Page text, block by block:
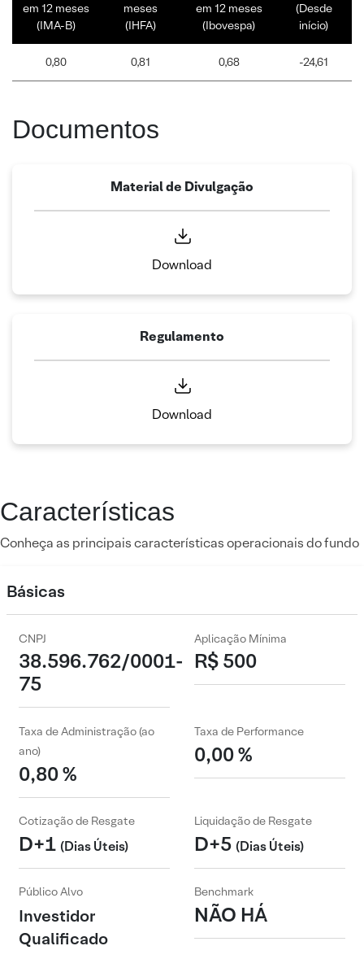
em 12 meses
(IMA-B)
meses
(IHFA)
em 12 meses
(Ibovespa)
(Desde
início)
0,80 0,81 0,68 -24,61
Documentos
Material de Divulgação
Download
Regulamento
Download
Características
Conheça as principais características operacionais do fundo
Básicas
CNPJ
38.596.762/0001-
75
Aplicação Mínima
R$ 500
Taxa de Administração (ao
ano)
0,80 %
Taxa de Performance
0,00 %
Cotização de Resgate
D+1 (Dias Úteis)
Liquidação de Resgate
D+5 (Dias Úteis)
Público Alvo
Investidor
Qualificado
Benchmark
NÃO HÁ